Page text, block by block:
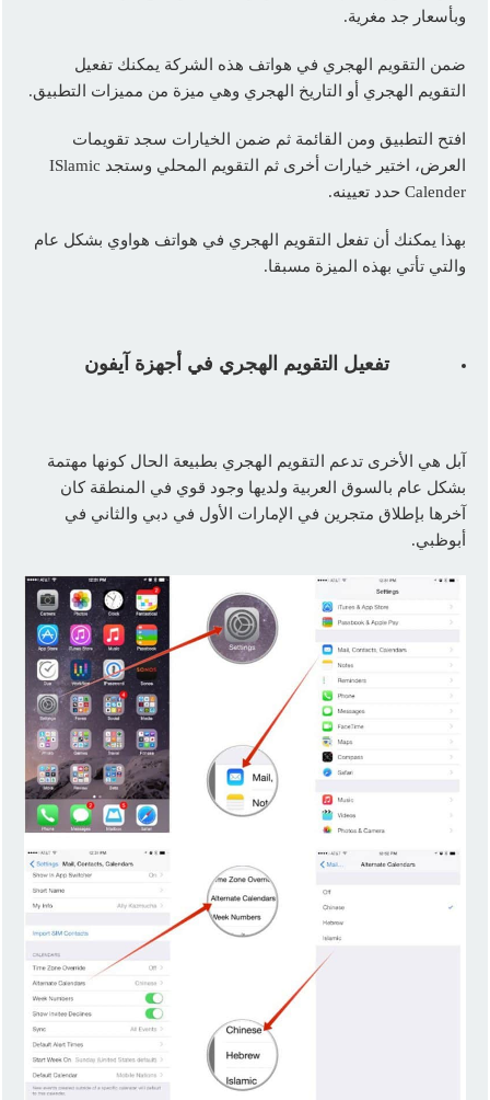
وبأسعار جد مغرية.
ضمن التقويم الهجري في هواتف هذه الشركة يمكنك تفعيل
التقويم الهجري أو التاريخ الهجري وهي ميزة من مميزات التطبيق.
افتح التطبيق ومن القائمة ثم ضمن الخيارات سجد تقويمات
العرض، اختير خيارات أخرى ثم التقويم المحلي وستجد ISlamic
Calender حدد تعيينه.
بهذا يمكنك أن تفعل التقويم الهجري في هواتف هواوي بشكل عام
والتي تأتي بهذه الميزة مسبقا.
تفعيل التقويم الهجري في أجهزة آيفون
آبل هي الأخرى تدعم التقويم الهجري بطبيعة الحال كونها مهتمة
بشكل عام بالسوق العربية ولديها وجود قوي في المنطقة كان
آخرها بإطلاق متجرين في الإمارات الأول في دبي والثاني في
أبوظبي.